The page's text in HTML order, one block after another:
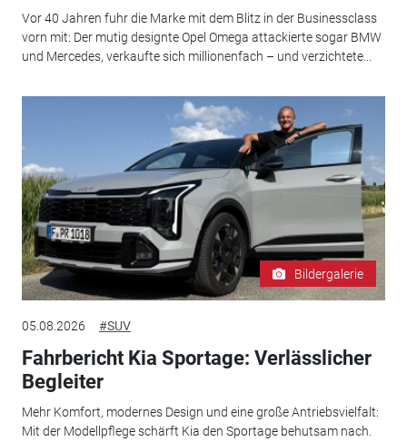
Vor 40 Jahren fuhr die Marke mit dem Blitz in der Businessclass
vorn mit: Der mutig designte Opel Omega attackierte sogar BMW
und Mercedes, verkaufte sich millionenfach – und verzichtete...
Bildergalerie
05.08.2026 #SUV
Fahrbericht Kia Sportage: Verlässlicher
Begleiter
Mehr Komfort, modernes Design und eine große Antriebsvielfalt:
Mit der Modellpflege schärft Kia den Sportage behutsam nach.